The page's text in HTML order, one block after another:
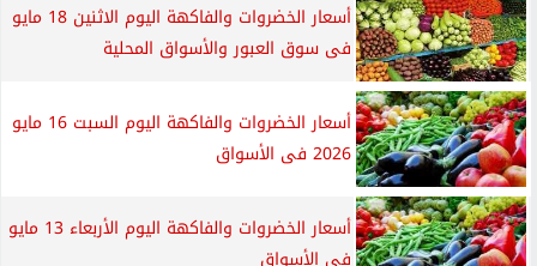
أسعار الخضروات والفاكهة اليوم الاثنين 18 مايو
فى سوق العبور والأسواق المحلية
أسعار الخضروات والفاكهة اليوم السبت 16 مايو
2026 فى الأسواق
أسعار الخضروات والفاكهة اليوم الأربعاء 13 مايو